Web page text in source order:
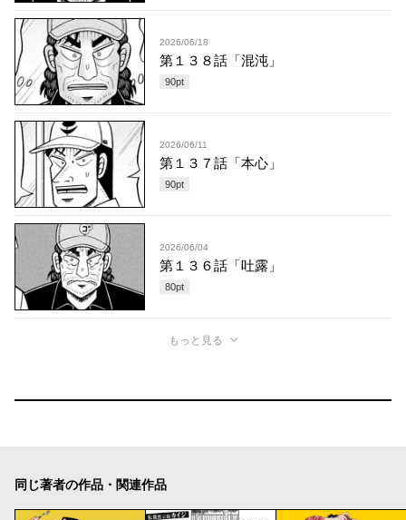
2026/06/18
第１３８話「混沌」
90pt
2026/06/11
第１３７話「本心」
90pt
2026/06/04
第１３６話「吐露」
80pt
もっと見る
同じ著者の作品・関連作品